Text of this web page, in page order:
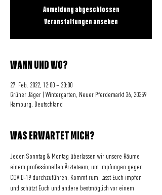
Anmeldung abgeschlossen
Veranstaltungen ansehen
WANN UND WO?
27. Feb. 2022, 12:00 – 20:00
Grüner Jäger | Wintergarten, Neuer Pferdemarkt 36, 20359
Hamburg, Deutschland
WAS ERWARTET MICH?
Jeden Sonntag & Montag überlassen wir unsere Räume
einem professionellen Ärzteteam, um Impfungen gegen
COVID-19 durchzuführen. Kommt rum, lasst Euch impfen
und schützt Euch und andere bestmöglich vor einem